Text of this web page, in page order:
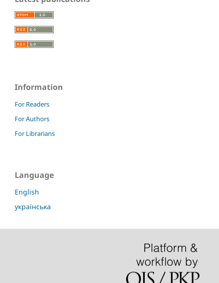
Information
For Readers
For Authors
For Librarians
Language
English
українська